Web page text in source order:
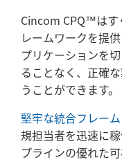
Cincom CPQ™はす
レームワークを提
プリケーションを
ることなく、正確
うことができます。
堅牢な統合フレー
規担当者を迅速に
プラインの優れた